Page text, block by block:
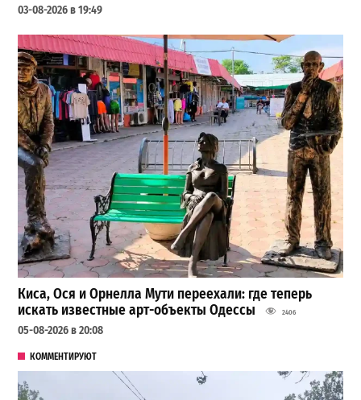
03-08-2026 в 19:49
Киса, Ося и Орнелла Мути переехали: где теперь
искать известные арт-объекты Одессы
2406
05-08-2026 в 20:08
КОММЕНТИРУЮТ